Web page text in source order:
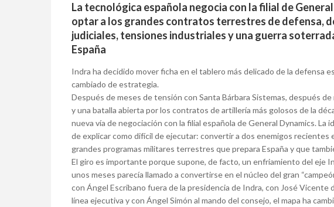
La tecnológica española negocia con la filial de
optar a los grandes contratos terrestres de defensa,
judiciales, tensiones industriales y una guerra
España
Indra ha decidido mover ficha en el tablero más delicado de la defensa
cambiado de estrategia.
Después de meses de tensión con Santa Bárbara Sistemas, después
y una batalla abierta por los contratos de artillería más golosos de la
nueva vía de negociación con la filial española de General Dynamics. La
de explicar como difícil de ejecutar: convertir a dos enemigos recientes
grandes programas militares terrestres que prepara España y que
El giro es importante porque supone, de facto, un enfriamiento del eje
unos meses parecía llamado a convertirse en el núcleo del gran
con Ángel Escribano fuera de la presidencia de Indra, con José Vicente
línea ejecutiva y con Ángel Simón al mando del consejo, el mapa ha